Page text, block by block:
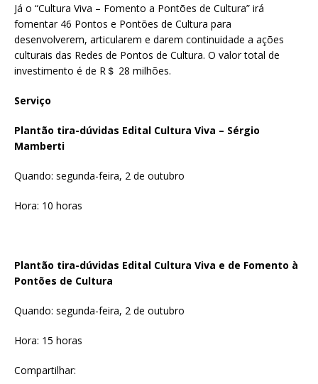
Já o “Cultura Viva – Fomento a Pontões de Cultura” irá
fomentar 46 Pontos e Pontões de Cultura para
desenvolverem, articularem e darem continuidade a ações
culturais das Redes de Pontos de Cultura. O valor total de
investimento é de R＄ 28 milhões.
Serviço
Plantão tira-dúvidas Edital Cultura Viva – Sérgio
Mamberti
Quando: segunda-feira, 2 de outubro
Hora: 10 horas
Plantão tira-dúvidas Edital Cultura Viva e de Fomento à
Pontões de Cultura
Quando: segunda-feira, 2 de outubro
Hora: 15 horas
Compartilhar: